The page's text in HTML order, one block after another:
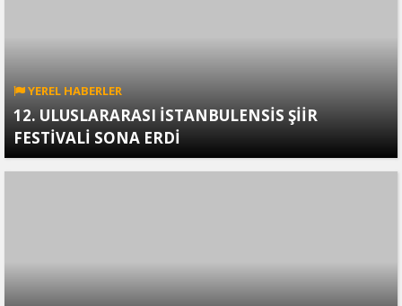
YEREL HABERLER
12. ULUSLARARASI İSTANBULENSİS ŞİİR
FESTİVALİ SONA ERDİ